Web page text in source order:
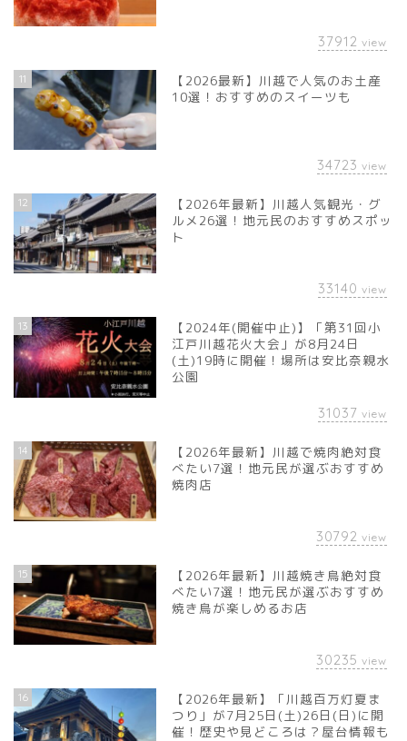
37912 view
11
【2026最新】川越で人気のお土産
10選！おすすめのスイーツも
34723 view
12
【2026年最新】川越人気観光・グ
ルメ26選！地元民のおすすめスポッ
ト
33140 view
13
【2024年(開催中止)】「第31回小
江戸川越花火大会」が8月24日
(土)19時に開催！場所は安比奈親水
公園
31037 view
14
【2026年最新】川越で焼肉絶対食
べたい7選！地元民が選ぶおすすめ
焼肉店
30792 view
15
【2026年最新】川越焼き鳥絶対食
べたい7選！地元民が選ぶおすすめ
焼き鳥が楽しめるお店
30235 view
16
【2026年最新】「川越百万灯夏ま
つり」が7月25日(土)26日(日)に開
催！歴史や見どころは？屋台情報も